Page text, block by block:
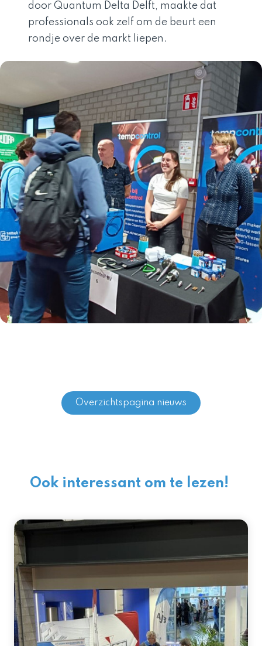
door Quantum Delta Delft, maakte dat
professionals ook zelf om de beurt een
rondje over de markt liepen.
Overzichtspagina nieuws
Ook interessant om te lezen!